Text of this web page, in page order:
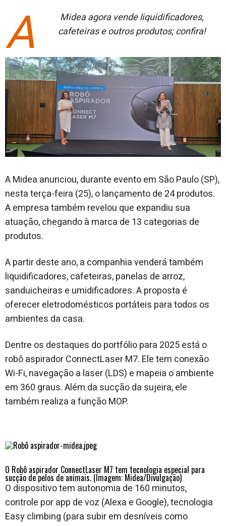
A
Midea agora vende liquidificadores,
cafeteiras e outros produtos; confira!
A Midea anunciou, durante evento em São Paulo (SP),
nesta terça-feira (25), o lançamento de 24 produtos.
A empresa também revelou que expandiu sua
atuação, chegando à marca de 13 categorias de
produtos.
A partir deste ano, a companhia venderá também
liquidificadores, cafeteiras, panelas de arroz,
sanduicheiras e umidificadores. A proposta é
oferecer eletrodomésticos portáteis para todos os
ambientes da casa.
Dentre os destaques do portfólio para 2025 está o
robô aspirador ConnectLaser M7. Ele tem conexão
Wi-Fi, navegação a laser (LDS) e mapeia o ambiente
em 360 graus. Além da sucção da sujeira, ele
também realiza a função MOP.
O Robô aspirador ConnectLaser M7 tem tecnologia especial para
sucção de pelos de animais. (Imagem: Midea/Divulgação)
O dispositivo tem autonomia de 160 minutos,
controle por app de voz (Alexa e Google), tecnologia
Easy climbing (para subir em desníveis como